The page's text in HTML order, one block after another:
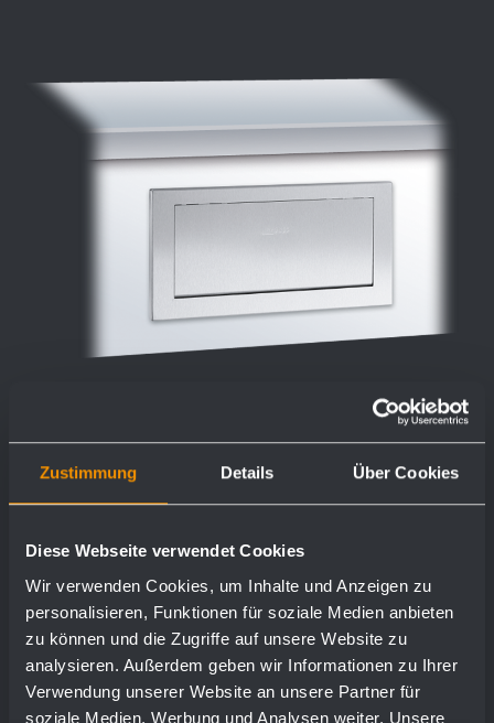
Zustimmung Details Über Cookies
Diese Webseite verwendet Cookies
Wir verwenden Cookies, um Inhalte und Anzeigen zu
personalisieren, Funktionen für soziale Medien anbieten
zu können und die Zugriffe auf unsere Website zu
analysieren. Außerdem geben wir Informationen zu Ihrer
Verwendung unserer Website an unsere Partner für
soziale Medien, Werbung und Analysen weiter. Unsere
Battant d‘introduction avec cadre de
298 x 148 x 32 mm
plus de détails